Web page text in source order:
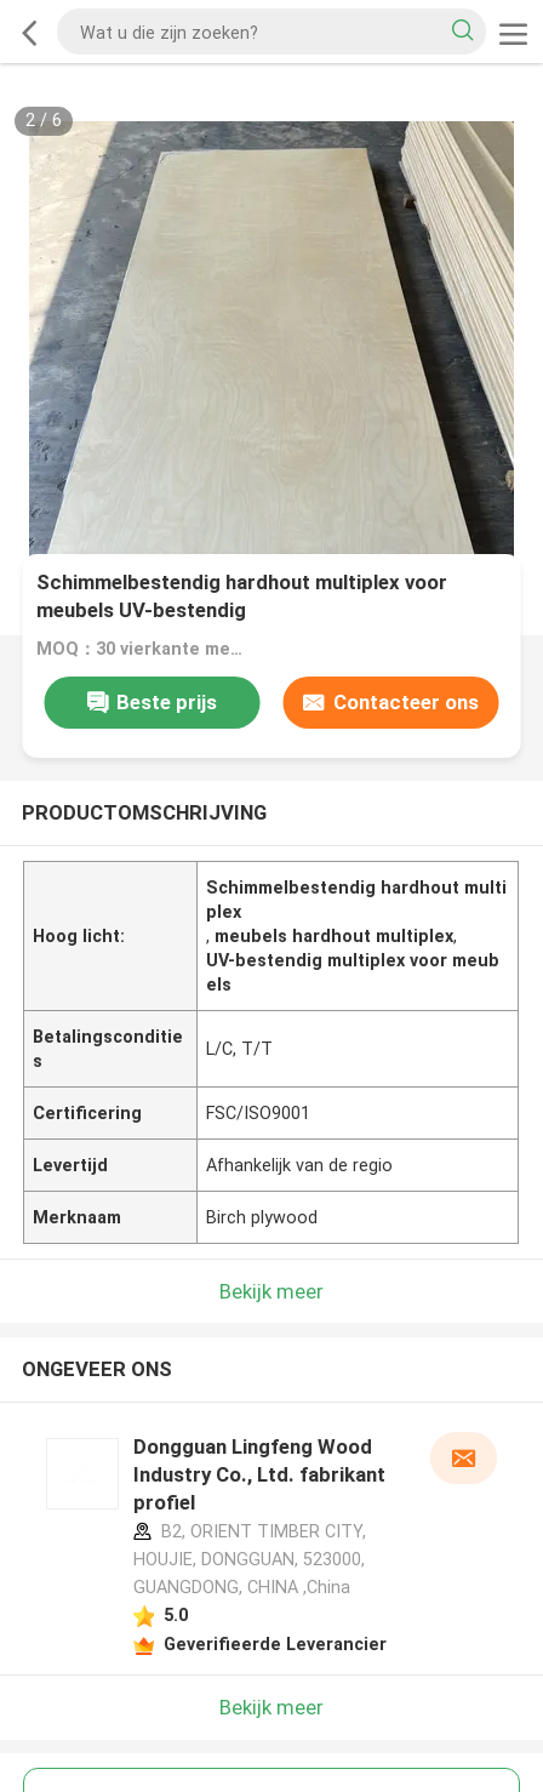
2/6
Schimmelbestendig hardhout multiplex voor
meubels UV-bestendig
MOQ：30 vierkante meter
Beste prijs Contacteer ons
PRODUCTOMSCHRIJVING
Hoog licht:
Schimmelbestendig hardhout multi
plex
, meubels hardhout multiplex,
UV-bestendig multiplex voor meub
els
Betalingsconditie
s
L/C, T/T
Certificering FSC/ISO9001
Levertijd Afhankelijk van de regio
Merknaam Birch plywood
Bekijk meer
ONGEVEER ONS
Dongguan Lingfeng Wood
Industry Co., Ltd. fabrikant
profiel
B2, ORIENT TIMBER CITY,
HOUJIE, DONGGUAN, 523000,
GUANGDONG, CHINA ,China
5.0
Geverifieerde Leverancier
Bekijk meer